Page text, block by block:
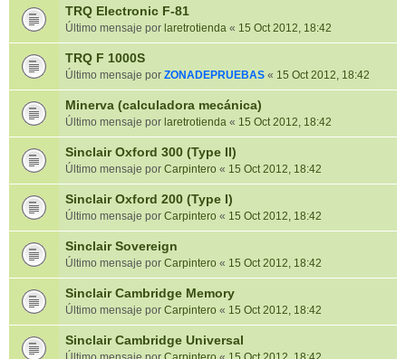
TRQ Electronic F-81
Último mensaje por laretrotienda « 15 Oct 2012, 18:42
TRQ F 1000S
Último mensaje por ZONADEPRUEBAS « 15 Oct 2012, 18:42
Minerva (calculadora mecánica)
Último mensaje por laretrotienda « 15 Oct 2012, 18:42
Sinclair Oxford 300 (Type II)
Último mensaje por Carpintero « 15 Oct 2012, 18:42
Sinclair Oxford 200 (Type I)
Último mensaje por Carpintero « 15 Oct 2012, 18:42
Sinclair Sovereign
Último mensaje por Carpintero « 15 Oct 2012, 18:42
Sinclair Cambridge Memory
Último mensaje por Carpintero « 15 Oct 2012, 18:42
Sinclair Cambridge Universal